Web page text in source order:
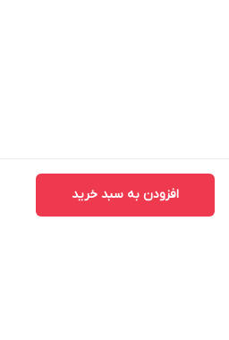
افزودن به سبد خرید